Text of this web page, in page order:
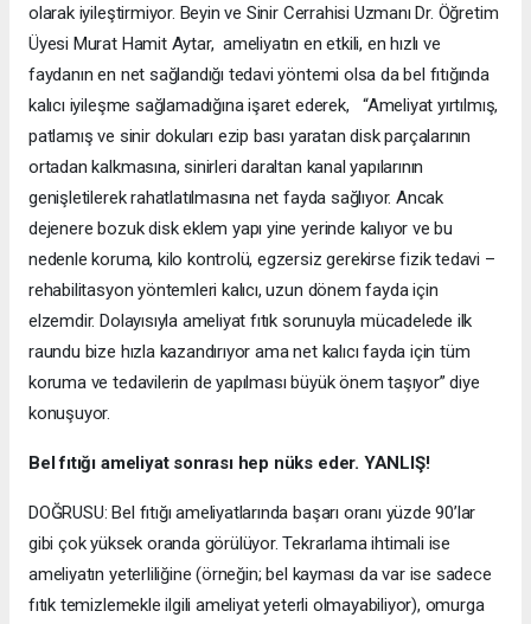
olarak iyileştirmiyor. Beyin ve Sinir Cerrahisi Uzmanı Dr. Öğretim
Üyesi Murat Hamit Aytar, ameliyatın en etkili, en hızlı ve
faydanın en net sağlandığı tedavi yöntemi olsa da bel fıtığında
kalıcı iyileşme sağlamadığına işaret ederek, “Ameliyat yırtılmış,
patlamış ve sinir dokuları ezip bası yaratan disk parçalarının
ortadan kalkmasına, sinirleri daraltan kanal yapılarının
genişletilerek rahatlatılmasına net fayda sağlıyor. Ancak
dejenere bozuk disk eklem yapı yine yerinde kalıyor ve bu
nedenle koruma, kilo kontrolü, egzersiz gerekirse fizik tedavi –
rehabilitasyon yöntemleri kalıcı, uzun dönem fayda için
elzemdir. Dolayısıyla ameliyat fıtık sorunuyla mücadelede ilk
raundu bize hızla kazandırıyor ama net kalıcı fayda için tüm
koruma ve tedavilerin de yapılması büyük önem taşıyor” diye
konuşuyor.
Bel fıtığı ameliyat sonrası hep nüks eder. YANLIŞ!
DOĞRUSU: Bel fıtığı ameliyatlarında başarı oranı yüzde 90’lar
gibi çok yüksek oranda görülüyor. Tekrarlama ihtimali ise
ameliyatın yeterliliğine (örneğin; bel kayması da var ise sadece
fıtık temizlemekle ilgili ameliyat yeterli olmayabiliyor), omurga